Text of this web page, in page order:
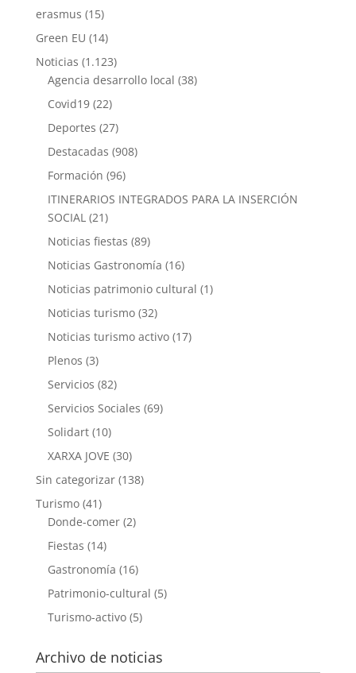
erasmus (15)
Green EU (14)
Noticias (1.123)
Agencia desarrollo local (38)
Covid19(22)
Deportes (27)
Destacadas (908)
Formación (96)
ITINERARIOS INTEGRADOS PARA LA INSERCIÓN
SOCIAL(21)
Noticias fiestas (89)
Noticias Gastronomía (16)
Noticias patrimonio cultural (1)
Noticias turismo(32)
Noticias turismo activo(17)
Plenos (3)
Servicios (82)
Servicios Sociales (69)
Solidart(10)
XARXA JOVE (30)
Sin categorizar(138)
Turismo(41)
Donde-comer(2)
Fiestas (14)
Gastronomía (16)
Patrimonio-cultural (5)
Turismo-activo(5)
Archivo de noticias